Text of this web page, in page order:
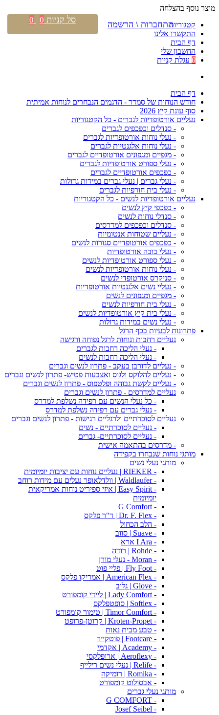
מוצר נוסף בהצלחה
קטגוריות
התקשרו אלינו
דף הבית
החשבון שלי
0 עגלת קניות
דף הבית
חודש הנוחות של סמדר - הדגמים הנבחרים לנוחות אמיתית
סוף עונת קיץ 2026
נעליים אורטופדיות לגברים - כל הקטגוריות
- סנדלים וכפכפים לגברים
- נעלי נוחות אורטופדיות לגברים
- נעלי נוחות אלגנטיות לגברים
- מגפיים ומגפונים אורטופדיים לגברים
- נעלי ספורט אורטופדיות לגברים
- כפכפים אורטופדיים לגברים
- נעלי גברים | נעלי גברים במידות גדולות
- נעלי בית חורפיות לגברים
נעליים אורטופדיות לנשים - כל הקטגוריות
- כפכפי קיץ לנשים
- סנדלי נוחות לנשים
- סנדלים וכפכפים למדרסים
- נעליים שטוחות אנטומיות
- כפכפים אורטופדיים סגורות לנשים
- נעלי בובה אורטופדיות
- נעלי ספורט אורטופדיות לנשים
- נעלי נוחות אורטופדיות לנשים
- סניקרס אורטופדי לנשים
- נעליי נשים אלגנטיות אורטופדיות
- מגפיים ומגפונים לנשים
- נעלי בית חורפיות לנשים
- נעלי בית קיץ אורטופדיות לנשים
- נעלי נשים במידות גדולות
פתרונות לבעיות בכף הרגל
נעליים רחבות ונוחות לרגל נפוחה ורגישה
- נעלי הליכה רחבות לגברים
- נעלי הליכה רחבות לנשים
- נעליים לדורבן בעקב - פתרון לנשים וגברים
- נעליים להלוקס ולגוס ואצבעות פטיש- פתרון לנשים וגברים
- נעליים לקשת גבוהה ופלטפוס - פתרון לנשים וגברים
נעליים למדרסים - פתרון לנשים וגברים
- כל נעלי הנשים עם רפידה נשלפת למדרס
- נעלי גברים עם רפידה נשלפת למדרס
נעליים לסוכרתיים ולרגליים רגישות - פתרון לנשים וגברים
- נעליים לסוכרתיים - נשים
- נעליים לסוכרתיים- גברים
- מדרסים בהתאמה אישית
מותגי נוחות שנבחרו בקפידה
מותגי נעלי נשים
- RIEKER | נעליים נוחות עם יציבות יומיומית
- Waldlaufer | וולדלאופר נעלים עם מידות רוחב
- Easy Spirit | איזי ספיריט נוחות אמריקאית
יומיומית
- G Comfort
- Dr. F. Flex | ד"ר פלקס
- הלב הכחול
- Suave | סווב
- I Ara ארא
- Rohde | רודה
- Moran - נעלי מורן
- Fly Foot | פליי פוט
- American Flex | אמריקו פלקס
- Glove | גלוב
- Lady Comfort | ליידי קומפורט
- Softlex | סופטפלקס
- Timor Comfort | טימור קומפורט
- Kroten-Propet | קרוטן-פרופט
- טבע מבית נאות
- Footcare | פוטקייר
- Academy | אקדמי
- Aeroflexy | ארופלקסי
- Relife | נעלי נשים רילייף
- Romika | רומיקה
- אבסולוט קומפורט
מותגי נעלי גברים
- G COMFORT
- Josef Seibel
התחברות \ הרשמה סל קניות 0
0